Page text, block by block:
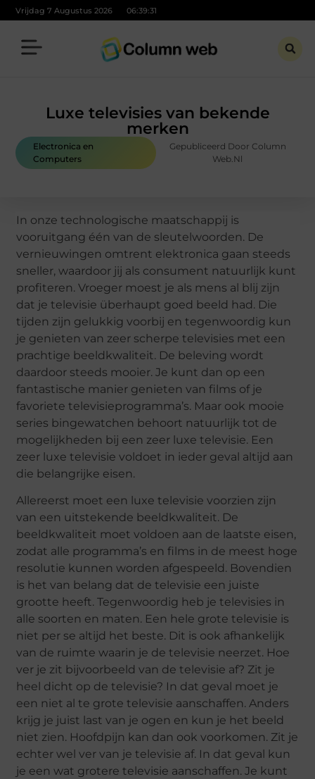
Vrijdag 7 Augustus 2026 06:39:32
Luxe televisies van bekende
merken
Electronica en
Computers
Gepubliceerd Door Column
Web.nl
In onze technologische maatschappij is
vooruitgang één van de sleutelwoorden. De
vernieuwingen omtrent elektronica gaan steeds
sneller, waardoor jij als consument natuurlijk kunt
profiteren. Vroeger moest je als mens al blij zijn
dat je televisie überhaupt goed beeld had. Die
tijden zijn gelukkig voorbij en tegenwoordig kun
je genieten van zeer scherpe televisies met een
prachtige beeldkwaliteit. De beleving wordt
daardoor steeds mooier. Je kunt dan op een
fantastische manier genieten van films of je
favoriete televisieprogramma’s. Maar ook mooie
series bingewatchen behoort natuurlijk tot de
mogelijkheden bij een zeer luxe televisie. Een
zeer luxe televisie voldoet in ieder geval altijd aan
die belangrijke eisen.
Allereerst moet een luxe televisie voorzien zijn
van een uitstekende beeldkwaliteit. De
beeldkwaliteit moet voldoen aan de laatste eisen,
zodat alle programma’s en films in de meest hoge
resolutie kunnen worden afgespeeld. Bovendien
is het van belang dat de televisie een juiste
grootte heeft. Tegenwoordig heb je televisies in
alle soorten en maten. Een hele grote televisie is
niet per se altijd het beste. Dit is ook afhankelijk
van de ruimte waarin je de televisie neerzet. Hoe
ver je zit bijvoorbeeld van de televisie af? Zit je
heel dicht op de televisie? In dat geval moet je
een niet al te grote televisie aanschaffen. Anders
krijg je juist last van je ogen en kun je het beeld
niet zien. Hoofdpijn kan dan ook voorkomen. Zit je
echter wel ver van je televisie af. In dat geval kun
je een wat grotere televisie aanschaffen. Je kunt